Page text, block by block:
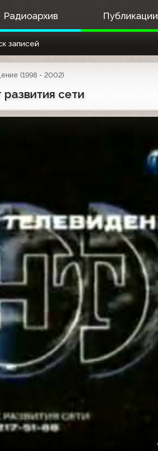
Радиоархив Публикации
записей
(1998 - 2002)
сети